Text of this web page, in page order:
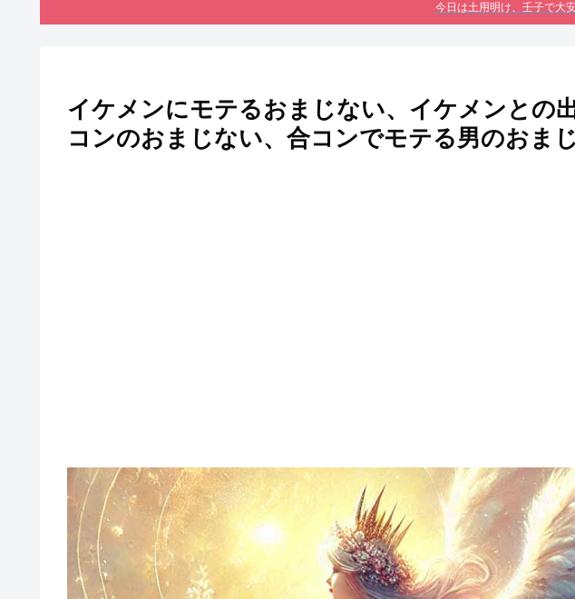
今日は土用明け、壬子で大
イケメンにモテるおまじない、イケメンとの
コンのおまじない、合コンでモテる男のおま